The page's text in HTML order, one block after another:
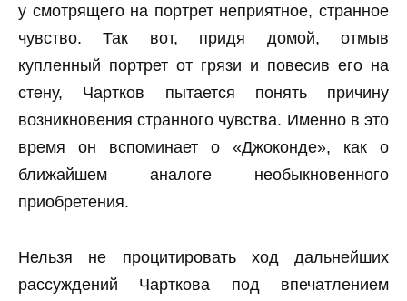
у смотрящего на портрет неприятное, странное
чувство. Так вот, придя домой, отмыв
купленный портрет от грязи и повесив его на
стену, Чартков пытается понять причину
возникновения странного чувства. Именно в это
время он вспоминает о «Джоконде», как о
ближайшем аналоге необыкновенного
приобретения.
Нельзя не процитировать ход дальнейших
рассуждений Чарткова под впечатлением